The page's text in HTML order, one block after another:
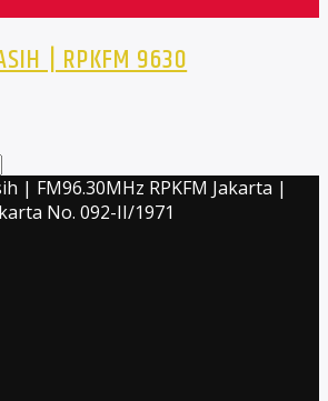
| RPKFM 9630
| FM96.30MHz RPKFM Jakarta |
No. 092-II/1971